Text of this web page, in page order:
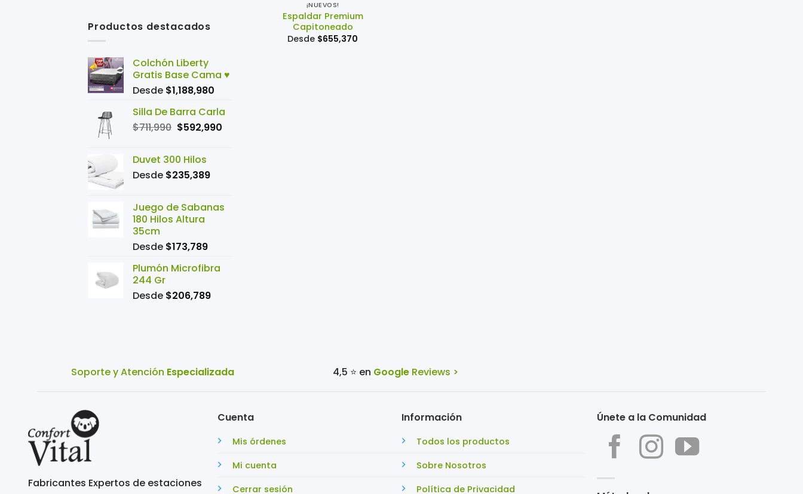
Productos destacados
Colchón Liberty
Gratis Base Cama ♥️
Desde $1,188,980
Silla De Barra Carla
$711,990 El
era:
$711,990.
$592,990El
Duvet 300 Hilos
Desde $235,389
Juego de Sabanas
180 Hilos Altura
35cm
Desde $173,789
Plumón Microfibra
244 Gr
Desde $206,789
¡NUEVOS!
Espaldar Premium
Capitoneado
Desde $655,370
Soporte y Atención Especializada 4,5 ⭐ en GoogleReviews >
Fabricantes Expertos de estaciones
Cuenta
Mis órdenes
Mi cuenta
Cerrar sesión
Información
Todos los productos
Sobre Nosotros
Política de Privacidad
Únete a la Comunidad